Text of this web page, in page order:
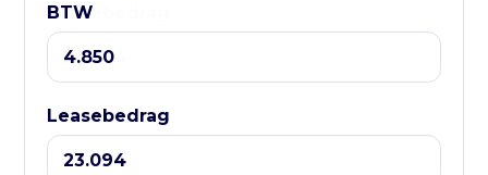
📧 E-mail:
info@gebruikteauto.nl
🏢 KvK:
02092618
⏰ Openingstijden:
BTW
Leasebedrag
Leasebedrag